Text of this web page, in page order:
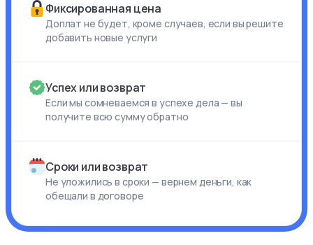
Фиксированная цена
Доплат не будет, кроме случаев, если вы решите
добавить новые услуги
Успех или возврат
Если мы сомневаемся в успехе дела — вы
получите всю сумму обратно
Сроки или возврат
Не уложились в сроки — вернем деньги, как
обещали в договоре